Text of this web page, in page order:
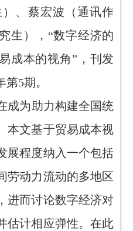
、蔡宏波（通讯作
生），“数字经济的
成本的视角”，刊发
5期。
成为助力构建全国统
本文基于贸易成本视
展程度纳入一个包括
劳动力流动的多地区
进而讨论数字经济对
估计相应弹性。在此